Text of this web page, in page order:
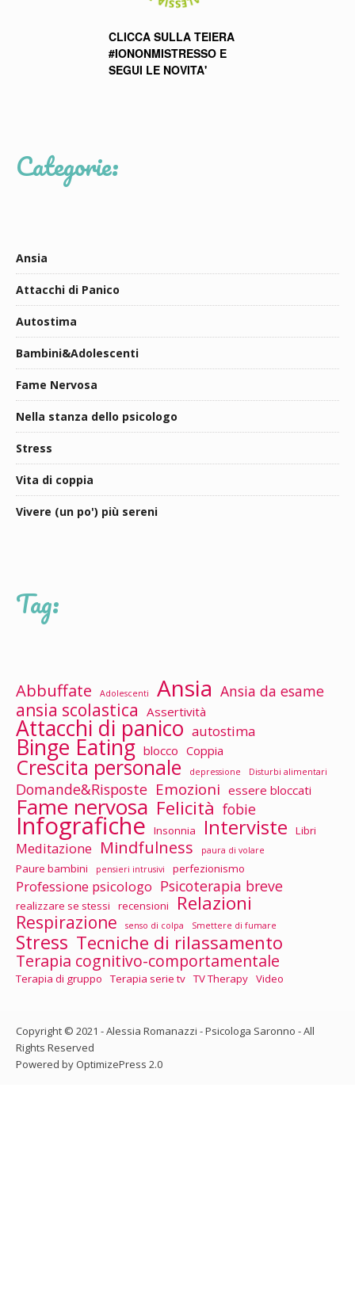
CLICCA SULLA TEIERA
#IONONMISTRESSO E
SEGUI LE NOVITA'
Categorie:
Ansia
Attacchi di Panico
Autostima
Bambini&Adolescenti
Fame Nervosa
Nella stanza dello psicologo
Stress
Vita di coppia
Vivere (un po') più sereni
Tag:
Abbuffate Adolescenti Ansia Ansia da esame
ansia scolastica Assertività
Attacchi di panico autostima
Binge Eating blocco Coppia
Crescita personale depressione Disturbi alimentari
Domande&Risposte Emozioni essere bloccati
Fame nervosa Felicità fobie
Infografiche Insonnia Interviste Libri
Meditazione Mindfulness paura di volare
Paure bambini pensieri intrusivi perfezionismo
Professione psicologo Psicoterapia breve
realizzare se stessi recensioni Relazioni
Respirazione senso di colpa Smettere di fumare
Stress Tecniche di rilassamento
Terapia cognitivo-comportamentale
Terapia di gruppo Terapia serie tv TV Therapy Video
Copyright © 2021 - Alessia Romanazzi - Psicologa Saronno - All
Rights Reserved
Powered by OptimizePress 2.0